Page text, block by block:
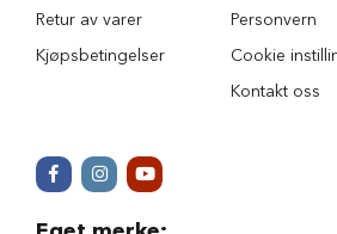
S
m
e
g
b
Retur av varer
Kjøpsbetingelser
Personvern
Cookie
Kontakt oss